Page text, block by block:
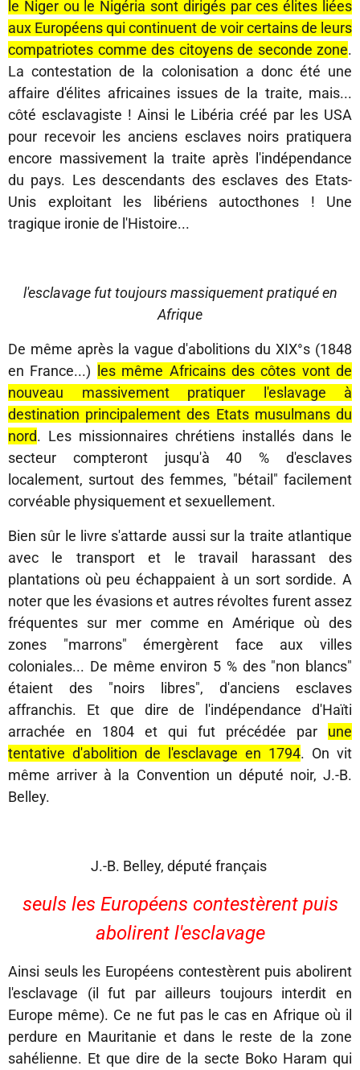
le Niger ou le Nigéria sont dirigés par ces élites liées
aux Européens qui continuent de voir certains de leurs
compatriotes comme des citoyens de seconde zone.
La contestation de la colonisation a donc été une
affaire d'élites africaines issues de la traite, mais...
côté esclavagiste ! Ainsi le Libéria créé par les USA
pour recevoir les anciens esclaves noirs pratiquera
encore massivement la traite après l'indépendance
du pays. Les descendants des esclaves des Etats-
Unis exploitant les libériens autocthones ! Une
tragique ironie de l'Histoire...
l'esclavage fut toujours massiquement pratiqué en
Afrique
De même après la vague d'abolitions du XIX°s (1848
en France...) les même Africains des côtes vont de
nouveau massivement pratiquer l'eslavage à
destination principalement des Etats musulmans du
nord. Les missionnaires chrétiens installés dans le
secteur compteront jusqu'à 40 % d'esclaves
localement, surtout des femmes, "bétail" facilement
corvéable physiquement et sexuellement.
Bien sûr le livre s'attarde aussi sur la traite atlantique
avec le transport et le travail harassant des
plantations où peu échappaient à un sort sordide. A
noter que les évasions et autres révoltes furent assez
fréquentes sur mer comme en Amérique où des
zones "marrons" émergèrent face aux villes
coloniales... De même environ 5 % des "non blancs"
étaient des "noirs libres", d'anciens esclaves
affranchis. Et que dire de l'indépendance d'Haïti
arrachée en 1804 et qui fut précédée par une
tentative d'abolition de l'esclavage en 1794. On vit
même arriver à la Convention un député noir, J.-B.
Belley.
J.-B. Belley, député français
seuls les Européens contestèrent puis
abolirent l'esclavage
Ainsi seuls les Européens contestèrent puis abolirent
l'esclavage (il fut par ailleurs toujours interdit en
Europe même). Ce ne fut pas le cas en Afrique où il
perdure en Mauritanie et dans le reste de la zone
sahélienne. Et que dire de la secte Boko Haram qui